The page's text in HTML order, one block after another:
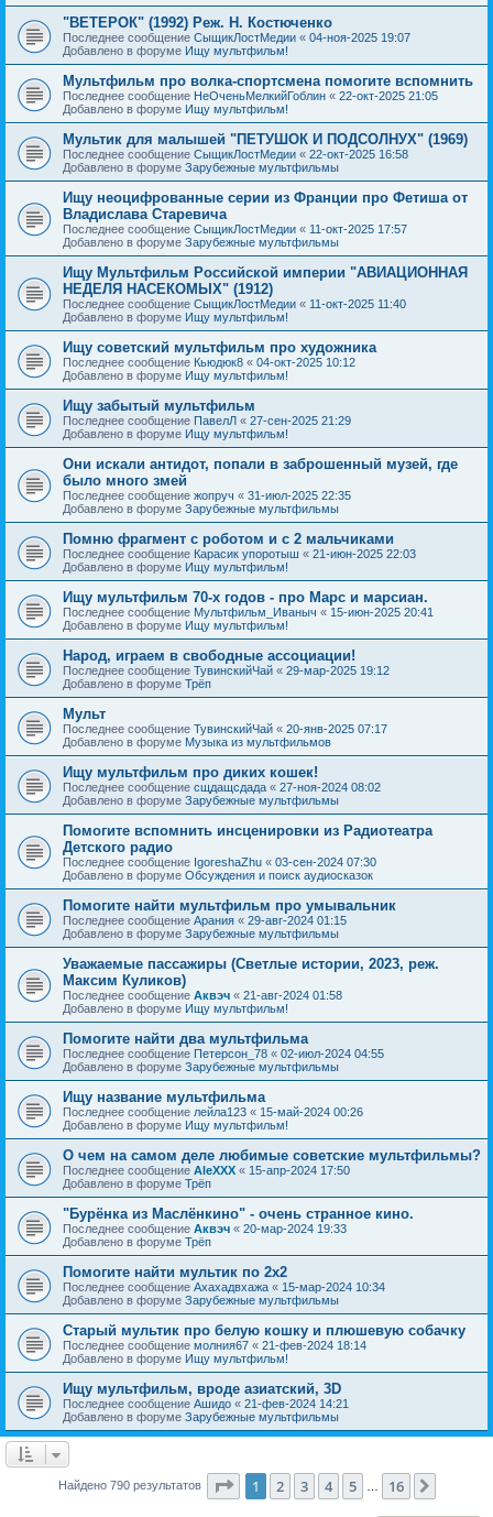
"ВЕТЕРОК" (1992) Реж. Н. Костюченко
Последнее сообщение СыщикЛостМедии « 04-ноя-2025 19:07
Добавлено в форуме Ищу мультфильм!
Мультфильм про волка-спортсмена помогите вспомнить
Последнее сообщение НеОченьМелкийГоблин « 22-окт-2025 21:05
Добавлено в форуме Ищу мультфильм!
Мультик для малышей "ПЕТУШОК И ПОДСОЛНУХ" (1969)
Последнее сообщение СыщикЛостМедии « 22-окт-2025 16:58
Добавлено в форуме Зарубежные мультфильмы
Ищу неоцифрованные серии из Франции про Фетиша от
Владислава Старевича
Последнее сообщение СыщикЛостМедии « 11-окт-2025 17:57
Добавлено в форуме Зарубежные мультфильмы
Ищу Мультфильм Российской империи "АВИАЦИОННАЯ
НЕДЕЛЯ НАСЕКОМЫХ" (1912)
Последнее сообщение СыщикЛостМедии « 11-окт-2025 11:40
Добавлено в форуме Ищу мультфильм!
Ищу советский мультфильм про художника
Последнее сообщение Кьюдюк8 « 04-окт-2025 10:12
Добавлено в форуме Ищу мультфильм!
Ищу забытый мультфильм
Последнее сообщение ПавелЛ « 27-сен-2025 21:29
Добавлено в форуме Ищу мультфильм!
Они искали антидот, попали в заброшенный музей, где
было много змей
Последнее сообщение жопруч « 31-июл-2025 22:35
Добавлено в форуме Зарубежные мультфильмы
Помню фрагмент с роботом и с 2 мальчиками
Последнее сообщение Карасик упоротыш « 21-июн-2025 22:03
Добавлено в форуме Ищу мультфильм!
Ищу мультфильм 70-х годов - про Марс и марсиан.
Последнее сообщение Мультфильм_Иваныч « 15-июн-2025 20:41
Добавлено в форуме Ищу мультфильм!
Народ, играем в свободные ассоциации!
Последнее сообщение ТувинскийЧай « 29-мар-2025 19:12
Добавлено в форуме Трёп
Мульт
Последнее сообщение ТувинскийЧай « 20-янв-2025 07:17
Добавлено в форуме Музыка из мультфильмов
Ищу мультфильм про диких кошек!
Последнее сообщение сщдащсдада « 27-ноя-2024 08:02
Добавлено в форуме Зарубежные мультфильмы
Помогите вспомнить инсценировки из Радиотеатра
Детского радио
Последнее сообщение IgoreshaZhu « 03-сен-2024 07:30
Добавлено в форуме Обсуждения и поиск аудиосказок
Помогите найти мультфильм про умывальник
Последнее сообщение Арания « 29-авг-2024 01:15
Добавлено в форуме Зарубежные мультфильмы
Уважаемые пассажиры (Светлые истории, 2023, реж.
Максим Куликов)
Последнее сообщение Аквэч « 21-авг-2024 01:58
Добавлено в форуме Ищу мультфильм!
Помогите найти два мультфильма
Последнее сообщение Петерсон_78 « 02-июл-2024 04:55
Добавлено в форуме Зарубежные мультфильмы
Ищу название мультфильма
Последнее сообщение лейла123 « 15-май-2024 00:26
Добавлено в форуме Ищу мультфильм!
О чем на самом деле любимые советские мультфильмы?
Последнее сообщение AleXXX « 15-апр-2024 17:50
Добавлено в форуме Трёп
"Бурёнка из Маслёнкино" - очень странное кино.
Последнее сообщение Аквэч « 20-мар-2024 19:33
Добавлено в форуме Трёп
Помогите найти мультик по 2х2
Последнее сообщение Ахахадвхажа « 15-мар-2024 10:34
Добавлено в форуме Зарубежные мультфильмы
Старый мультик про белую кошку и плюшевую собачку
Последнее сообщение молния67 « 21-фев-2024 18:14
Добавлено в форуме Ищу мультфильм!
Ищу мультфильм, вроде азиатский, 3D
Последнее сообщение Ашидо « 21-фев-2024 14:21
Добавлено в форуме Зарубежные мультфильмы
Найдено 790 результатов Страница из 16
1 2 3 4 5 16